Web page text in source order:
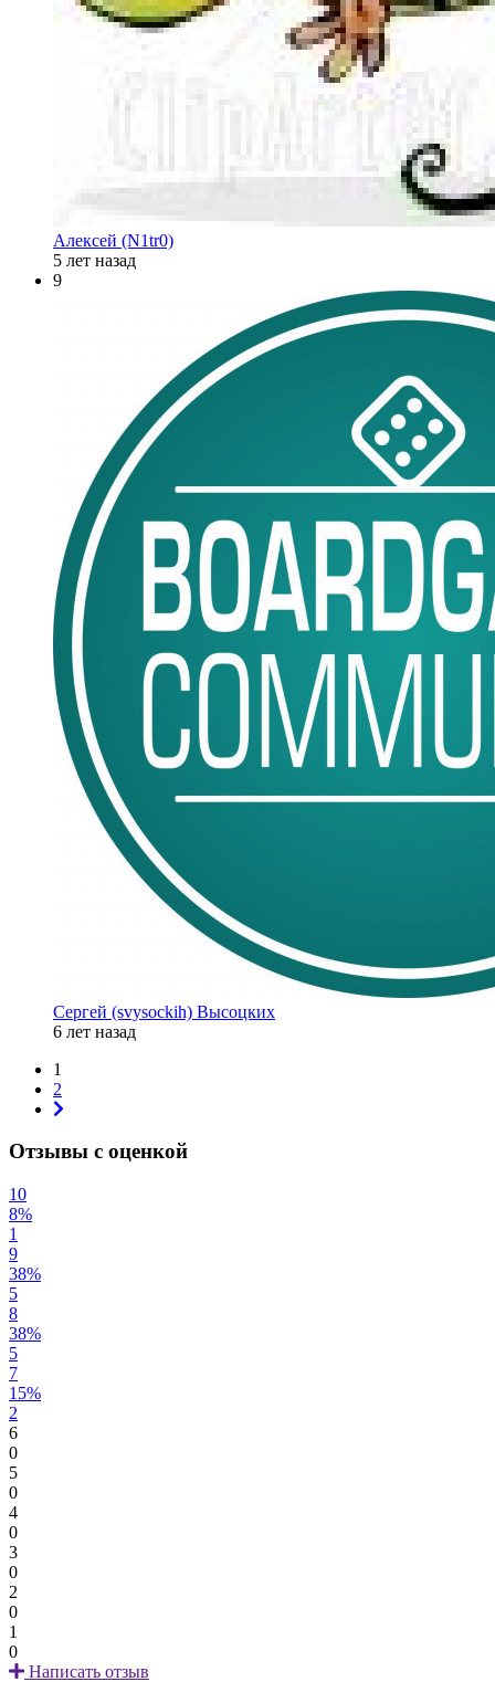
Алексей (N1tr0)
5 лет назад
9
Сергей (svysockih) Высоцких
6 лет назад
1
2
Отзывы с оценкой
10
8%
1
9
38%
5
8
38%
5
7
15%
2
6
0
5
0
4
0
3
0
2
0
1
0
Написать отзыв